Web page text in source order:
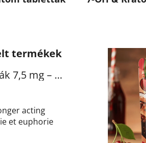
termékek
7-OH Kratom Tabletták 7,5 mg – Tiszta 7-hidroxymitragynin tabletták | GreenGuru
csillag.
acting
et euphorie